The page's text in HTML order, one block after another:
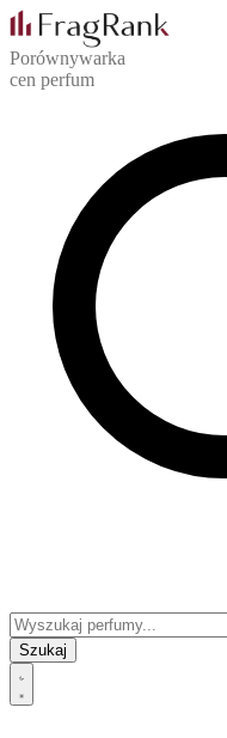
Porównywarka
cen perfum
Szukaj